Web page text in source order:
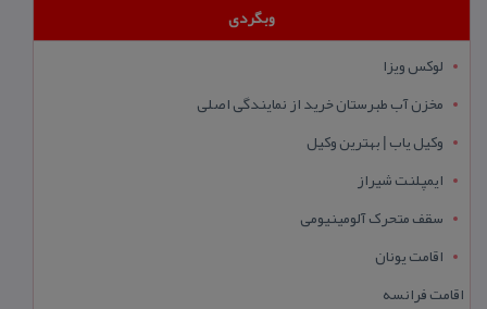
وبگردی
لوکس ویزا
مخزن آب طبرستان خرید از نمایندگی اصلی
وکیل یاب | بهترین وکیل
ایمپلنت شیراز
سقف متحرک آلومینیومی
اقامت یونان
اقامت فرانسه